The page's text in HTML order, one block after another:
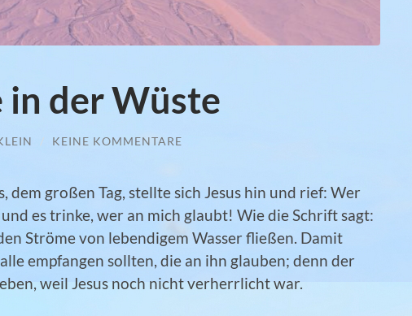
in der Wüste
/ KEINE KOMMENTARE
dem großen Tag, stellte sich Jesus hin und rief: Wer
es trinke, wer an mich glaubt! Wie die Schrift sagt:
Ströme von lebendigem Wasser fließen. Damit
empfangen sollten, die an ihn glauben; denn der
weil Jesus noch nicht verherrlicht war.